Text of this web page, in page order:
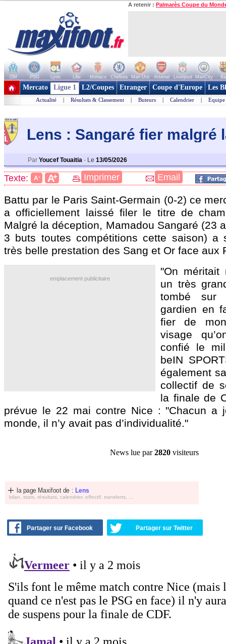
A retenir : Palmarès Coupe du
OM PSG Lyon Lille Monaco Chelsea Man Utd Arsenal Liverpool ManCity
+ de clubs
Mercato Ligue 1 L2/Coupes Etranger Coupe d'Europe Les
Actualité | Résultats & Classement | Buteurs | Calendrier | Equipe
Lens : Sangaré fier malgré
Par Youcef Touaitia - Le 13/05/2026
Texte: A- A+ Imprimer Email
Battu par le Paris Saint-Germain (0-2) ce
a officiellement laissé filer le titre de
Malgré la déception, Mamadou Sangaré (23
3 buts toutes compétitions cette saison) a
très belle prestation des Sang et Or face aux
emplacement publicitaire
"On
un très
tombé sur
gardien en
fier de
visage
confié le
beIN
également
collectif de
la finale de
prévue le 22 mai contre Nice : "Chacun a
monde, il n’y avait pas d’individualité."
News lue par2820 visiteurs
la page Maxifoot de : Lens
bilan, stats, résultats, calendrier, effectif, transferts, ...
Partager sur Facebook Partager sur Twitter